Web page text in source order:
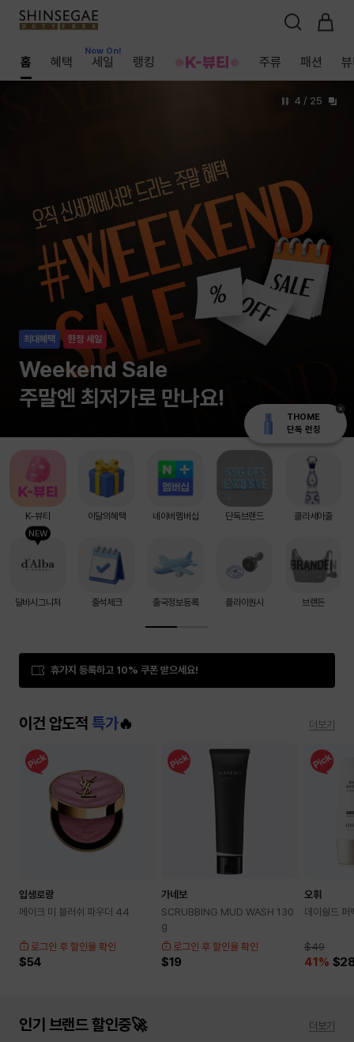
홈 혜택 세일
Now On!
Now On!
랭킹 주류 패션
최대혜택 한정 세일
Weekend Sale
주말엔 최저가로 만나요!
4 / 25
K-뷰티
NEW
달바시그니처
이달의혜택
출석체크
네이버멤버십
출국정보등록
단독브랜드
플라이퀀시
클라세아줄
브랜든
휴가지 등록하고 10% 쿠폰 받으세요!
이건 압도적 특가🔥 더보기
입생로랑
메이크 미 블러쉬 파우더 44
로그인 후 할인율 확인
$54
가네보
SCRUBBING MUD WASH 130
g
로그인 후 할인율 확인
$19
오휘
데이쉴드 퍼
$49
41 %
인기 브랜드 할인중🚀 더보기
THOME
단독 런칭